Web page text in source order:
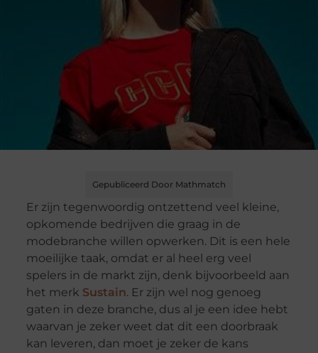
Gepubliceerd Door Mathmatch
Er zijn tegenwoordig ontzettend veel kleine,
opkomende bedrijven die graag in de
modebranche willen opwerken. Dit is een hele
moeilijke taak, omdat er al heel erg veel
spelers in de markt zijn, denk bijvoorbeeld aan
het merk Sustain. Er zijn wel nog genoeg
gaten in deze branche, dus al je een idee hebt
waarvan je zeker weet dat dit een doorbraak
kan leveren, dan moet je zeker de kans